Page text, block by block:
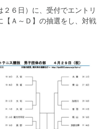
６日）に、受付でエントリ
【Ａ～Ｄ】の抽選をし、対戦